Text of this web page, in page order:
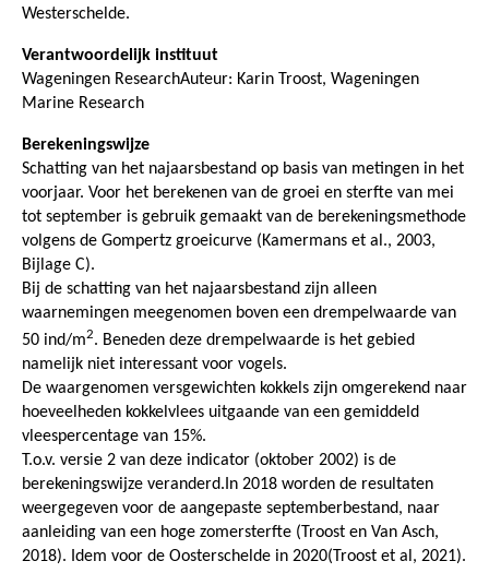
Westerschelde.
Verantwoordelijk instituut
Wageningen ResearchAuteur: Karin Troost, Wageningen
Marine Research
Berekeningswijze
Schatting van het najaarsbestand op basis van metingen in het
voorjaar. Voor het berekenen van de groei en sterfte van mei
tot september is gebruik gemaakt van de berekeningsmethode
volgens de Gompertz groeicurve (Kamermans et al., 2003,
Bijlage C).
Bij de schatting van het najaarsbestand zijn alleen
waarnemingen meegenomen boven een drempelwaarde van
50 ind/m2. Beneden deze drempelwaarde is het gebied
namelijk niet interessant voor vogels.
De waargenomen versgewichten kokkels zijn omgerekend naar
hoeveelheden kokkelvlees uitgaande van een gemiddeld
vleespercentage van 15%.
T.o.v. versie 2 van deze indicator (oktober 2002) is de
berekeningswijze veranderd.In 2018 worden de resultaten
weergegeven voor de aangepaste septemberbestand, naar
aanleiding van een hoge zomersterfte (Troost en Van Asch,
2018). Idem voor de Oosterschelde in 2020(Troost et al, 2021).